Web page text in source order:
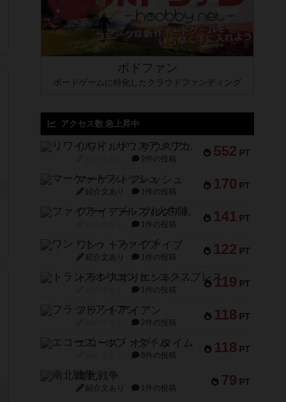
ボドファン
ボードゲームに特化したクラウドファンディング
アクセス数 急上昇中
552 PT
リワイルド：サウスアメリカ
2件の投稿
170 PT
マーケットフレッシュ
紹介文あり 1件の投稿
141 PT
ファイアー・ブルズ / 火牛陣
1件の投稿
122 PT
ワン・トゥ・ファイブ
紹介文あり 1件の投稿
119 PT
トランスオリエント・エクスプレス
1件の投稿
118 PT
フラットアイアン
2件の投稿
118 PT
エコーズ・オブ・タイム
8件の投稿
79 PT
南北戦争
紹介文あり 1件の投稿